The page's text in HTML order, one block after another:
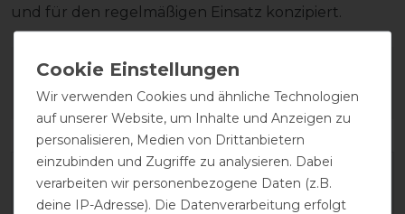
und für den regelmäßigen Einsatz konzipiert.
Wie hat dir die Artikelbeschreibung
gefallen?
Wir verwenden Cookies und ähnliche Technologien
auf unserer Website, um Inhalte und Anzeigen zu
personalisieren, Medien von Drittanbietern
einzubinden und Zugriffe zu analysieren. Dabei
verarbeiten wir personenbezogene Daten (z.B.
deine IP-Adresse). Die Datenverarbeitung erfolgt